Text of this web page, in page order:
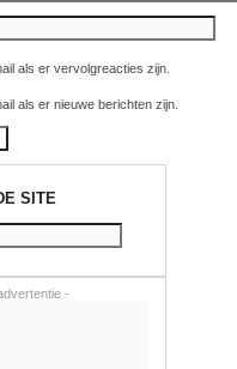
als er vervolgreacties zijn.
als er nieuwe berichten zijn.
SITE
-